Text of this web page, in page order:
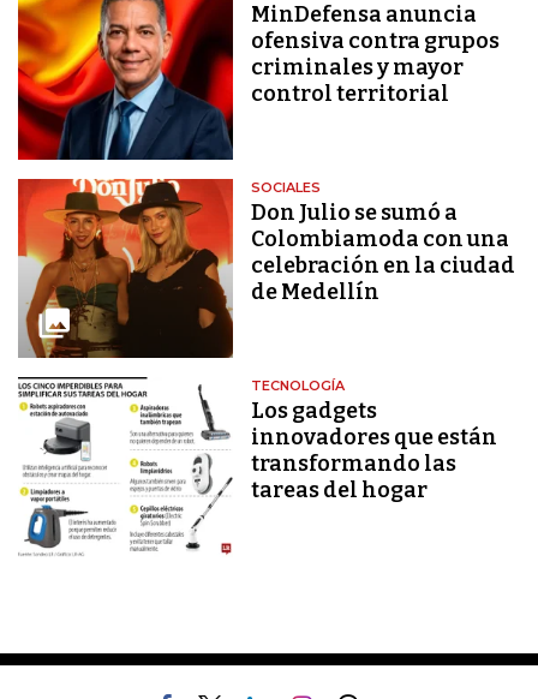
MinDefensa anuncia
ofensiva contra grupos
criminales y mayor
control territorial
SOCIALES
Don Julio se sumó a
Colombiamoda con una
celebración en la ciudad
de Medellín
TECNOLOGÍA
Los gadgets
innovadores que están
transformando las
tareas del hogar